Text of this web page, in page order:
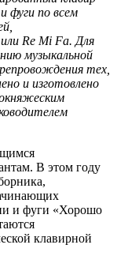
фуги по всем
Re Mi Fa. Для
музыкальной
тех,
и изготовлено
В этом году
и фуги «Хорошо
клавирной